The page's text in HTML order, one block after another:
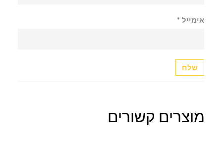
אימייל *
מוצרים קשורים